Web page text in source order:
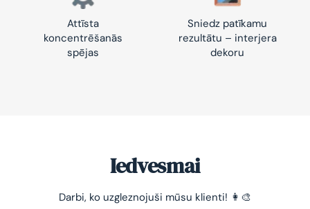
Attīsta
koncentrēšanās
spējas
Sniedz patīkamu
rezultātu – interjera
dekoru
Iedvesmai
Darbi, ko uzgleznojuši mūsu klienti! 👩‍🎨
-10% pirmajam pasūtījumam